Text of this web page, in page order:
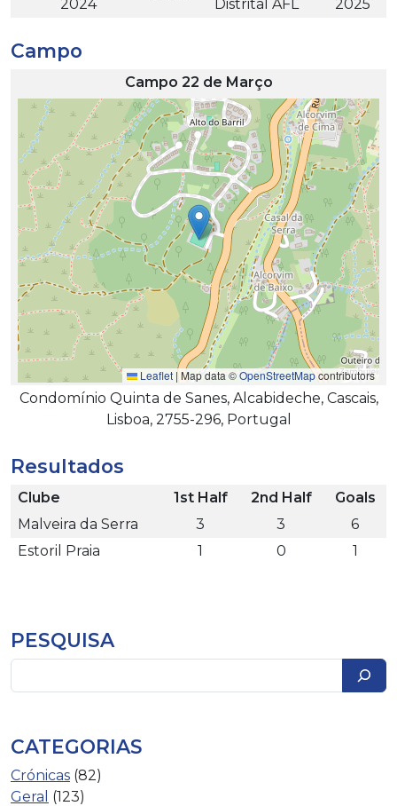
2024
Distrital AFL
2025
Campo
Campo 22 de Março
Leaflet | Map data ©OpenStreetMapcontributors
Condomínio Quinta de Sanes, Alcabideche, Cascais,
Lisboa, 2755-296, Portugal
Resultados
Clube 1st Half 2nd Half
Goals
Malveira da Serra
3 3
6
Estoril Praia
1 0 1
PESQUISA
CATEGORIAS
Crónicas (82)
Geral (123)